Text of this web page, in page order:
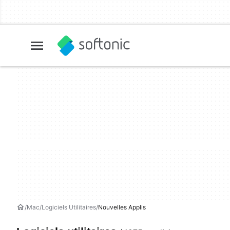
Mac Logiciels Utilitaires Nouvelles Applis